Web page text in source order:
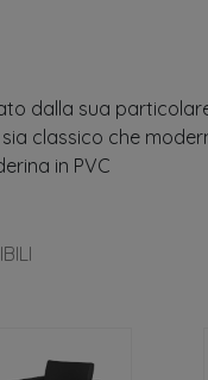
dalla sua
classico che
in PVC